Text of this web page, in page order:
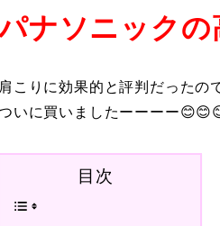
ナソニックの
肩こりに効果的と評判だったの
いに買いましたーーーー
目次